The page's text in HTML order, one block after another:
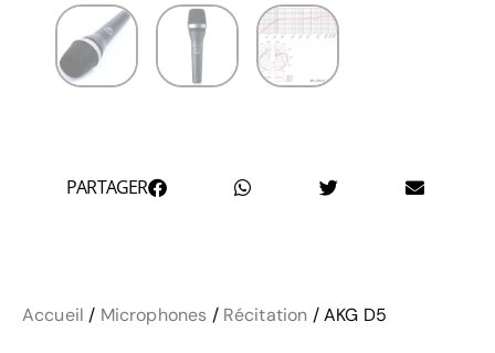
Accueil / Microphones / Récitation / AKG D5
PARTAGER